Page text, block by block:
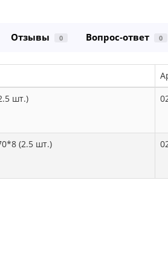
Отзывы 0 Вопрос-ответ 0
шт.)
(2.5 шт.)